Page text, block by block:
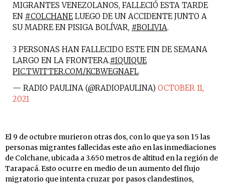
MIGRANTES VENEZOLANOS, FALLECIÓ ESTA TARDE
EN #COLCHANE LUEGO DE UN ACCIDENTE JUNTO A
SU MADRE EN PISIGA BOLÍVAR, #BOLIVIA.
3 PERSONAS HAN FALLECIDO ESTE FIN DE SEMANA
LARGO EN LA FRONTERA.#IQUIQUE
PIC.TWITTER.COM/KCBWEGNAFL
— RADIO PAULINA (@RADIOPAULINA) OCTOBER 11,
2021
El 9 de octubre murieron otras dos, con lo que ya son 15 las
personas migrantes fallecidas este año en las inmediaciones
de Colchane, ubicada a 3.650 metros de altitud en la región de
Tarapacá. Esto ocurre en medio de un aumento del flujo
migratorio que intenta cruzar por pasos clandestinos,